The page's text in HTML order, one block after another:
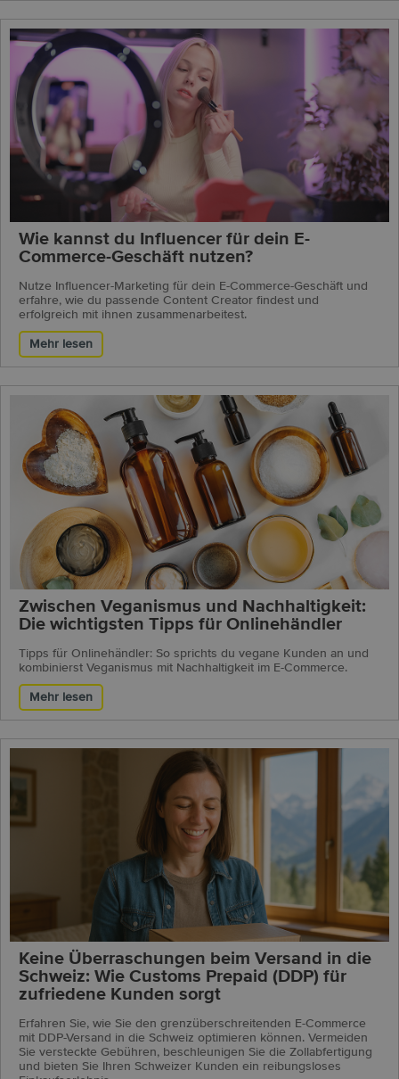
Wie kannst du Influencer für dein E-
Commerce-Geschäft nutzen?
Nutze Influencer-Marketing für dein E-Commerce-Geschäft und
erfahre, wie du passende Content Creator findest und
erfolgreich mit ihnen zusammenarbeitest.
Mehr lesen
Zwischen Veganismus und Nachhaltigkeit:
Die wichtigsten Tipps für Onlinehändler
Tipps für Onlinehändler: So sprichts du vegane Kunden an und
kombinierst Veganismus mit Nachhaltigkeit im E-Commerce.
Mehr lesen
Keine Überraschungen beim Versand in die
Schweiz: Wie Customs Prepaid (DDP) für
zufriedene Kunden sorgt
Erfahren Sie, wie Sie den grenzüberschreitenden E-Commerce
mit DDP-Versand in die Schweiz optimieren können. Vermeiden
Sie versteckte Gebühren, beschleunigen Sie die Zollabfertigung
und bieten Sie Ihren Schweizer Kunden ein reibungsloses